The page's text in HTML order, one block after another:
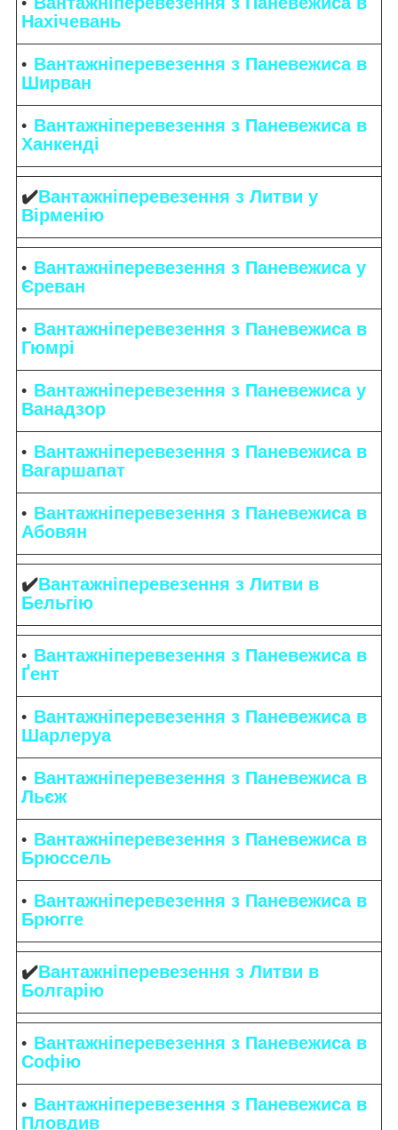
Нахічевань
Вантажніперевезення з Паневежиса в
Ширван
Вантажніперевезення з Паневежиса в
Ханкенді
✔️Вантажніперевезення з Литви у
Вірменію
Вантажніперевезення з Паневежиса у
Єреван
Вантажніперевезення з Паневежиса в
Гюмрі
Вантажніперевезення з Паневежиса у
Ванадзор
Вантажніперевезення з Паневежиса в
Вагаршапат
Вантажніперевезення з Паневежиса в
Абовян
✔️Вантажніперевезення з Литви в
Бельгію
Вантажніперевезення з Паневежиса в
Ґент
Вантажніперевезення з Паневежиса в
Шарлеруа
Вантажніперевезення з Паневежиса в
Льєж
Вантажніперевезення з Паневежиса в
Брюссель
Вантажніперевезення з Паневежиса в
Брюгге
✔️Вантажніперевезення з Литви в
Болгарію
Вантажніперевезення з Паневежиса в
Софію
Вантажніперевезення з Паневежиса в
Пловдив